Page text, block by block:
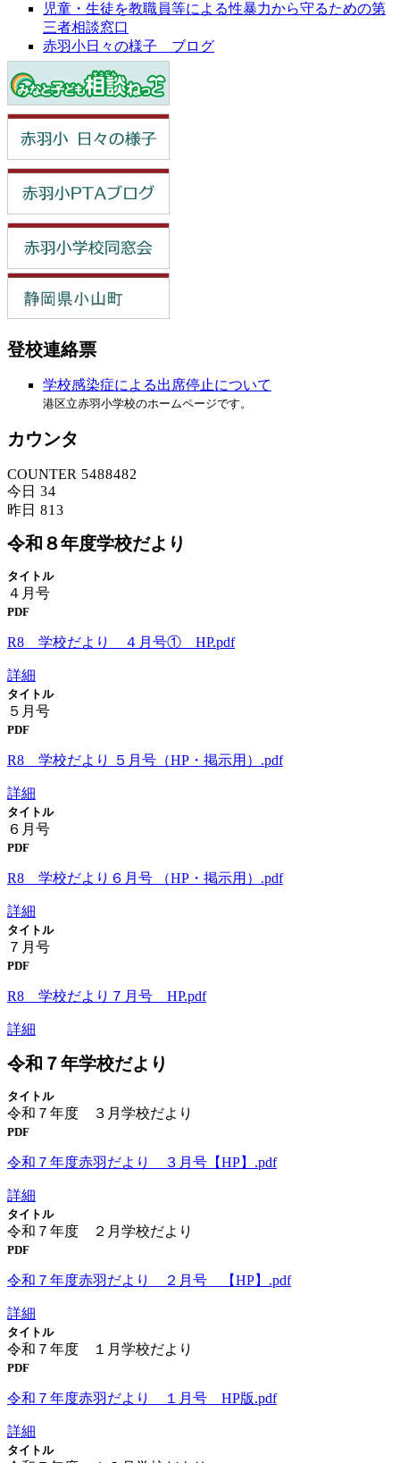
児童・生徒を教職員等による性暴力から守るための第
三者相談窓口
赤羽小日々の様子 ブログ
登校連絡票
学校感染症による出席停止について
港区立赤羽小学校のホームページです。
カウンタ
COUNTER 5488482
今日 34
昨日 81 3
令和８年度学校だより
タイトル
４月号
PDF
R8 学校だより ４月号① HP.pdf
詳細
タイトル
５月号
PDF
R8 学校だより ５月号（HP・掲示用）.pdf
詳細
タイトル
６月号
PDF
R8 学校だより６月号 （HP・掲示用）.pdf
詳細
タイトル
７月号
PDF
R8 学校だより７月号 HP.pdf
詳細
令和７年学校だより
タイトル
令和７年度 ３月学校だより
PDF
令和７年度赤羽だより ３月号【HP】.pdf
詳細
タイトル
令和７年度 ２月学校だより
PDF
令和７年度赤羽だより ２月号 【HP】.pdf
詳細
タイトル
令和７年度 １月学校だより
PDF
令和７年度赤羽だより １月号 HP版.pdf
詳細
タイトル